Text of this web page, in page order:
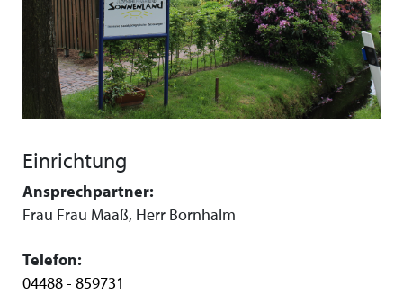
Einrichtung
Ansprechpartner:
Frau Frau Maaß, Herr Bornhalm
Telefon:
04488 - 859731